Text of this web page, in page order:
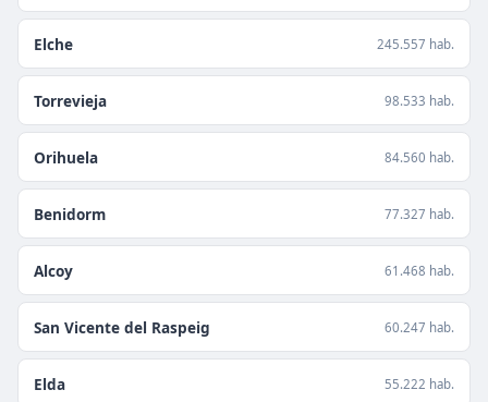
Elche 245.557 hab.
Torrevieja 98.533 hab.
Orihuela 84.560 hab.
Benidorm 77.327 hab.
Alcoy 61.468 hab.
San Vicente del Raspeig 60.247 hab.
Elda 55.222 hab.